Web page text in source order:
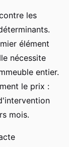
les
élément
nécessite
entier.
le prix :
mois.